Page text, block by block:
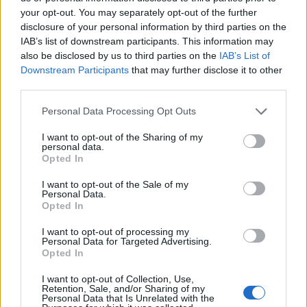
your opt-out. You may separately opt-out of the further
disclosure of your personal information by third parties on the
IAB’s list of downstream participants. This information may
also be disclosed by us to third parties on the IAB’s List of
Downstream Participants that may further disclose it to other
Personal Data Processing Opt Outs
I want to opt-out of the Sharing of my
personal data.
Opted In
I want to opt-out of the Sale of my
Personal Data.
Opted In
I want to opt-out of processing my
Personal Data for Targeted Advertising.
Opted In
I want to opt-out of Collection, Use,
Retention, Sale, and/or Sharing of my
Personal Data that Is Unrelated with the
Ο δημοφιλής ερμηνευτής έρχεται
στη Λέσβο το Σάββατο 15
Αυγούστου για μια εμφάνιση με
τις μεγαλύτερες επιτυχίες της
πολυετούς καριέρας του
ΜΟΥΣΙΚΗ
Μουσείο Teriade
Μυτιλήνης συνεχίζεται την
Παρασκευή στο Κάστρο με το
Iberus Quartet και ελεύθερη είσοδο
Μια ξεχωριστή μουσική βραδιά
με τον Πάνο Βλάχο στο Κάστρο
της Μυτιλήνης
μπαλάντες, επιτυχίες των ’90s και
έντονο κοινωνικό αποτύπωμα